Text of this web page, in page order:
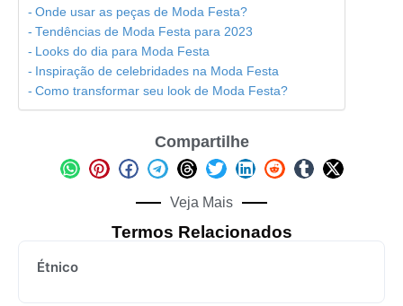
Onde usar as peças de Moda Festa?
Tendências de Moda Festa para 2023
Looks do dia para Moda Festa
Inspiração de celebridades na Moda Festa
Como transformar seu look de Moda Festa?
Compartilhe
Veja Mais
Termos Relacionados
Étnico